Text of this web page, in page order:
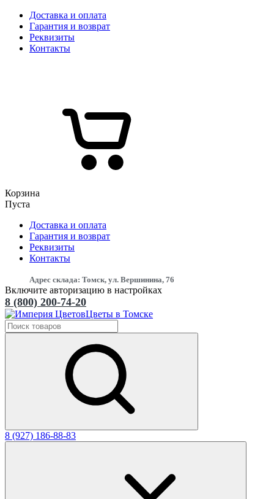
Доставка и оплата
Гарантия и возврат
Реквизиты
Контакты
Корзина
Пуста
Доставка и оплата
Гарантия и возврат
Реквизиты
Контакты
Адрес склада: Томск, ул. Вершинина, 76
Включите авторизацию в настройках
8 (800) 200-74-20
Цветы в Томске
8 (927) 186-88-83